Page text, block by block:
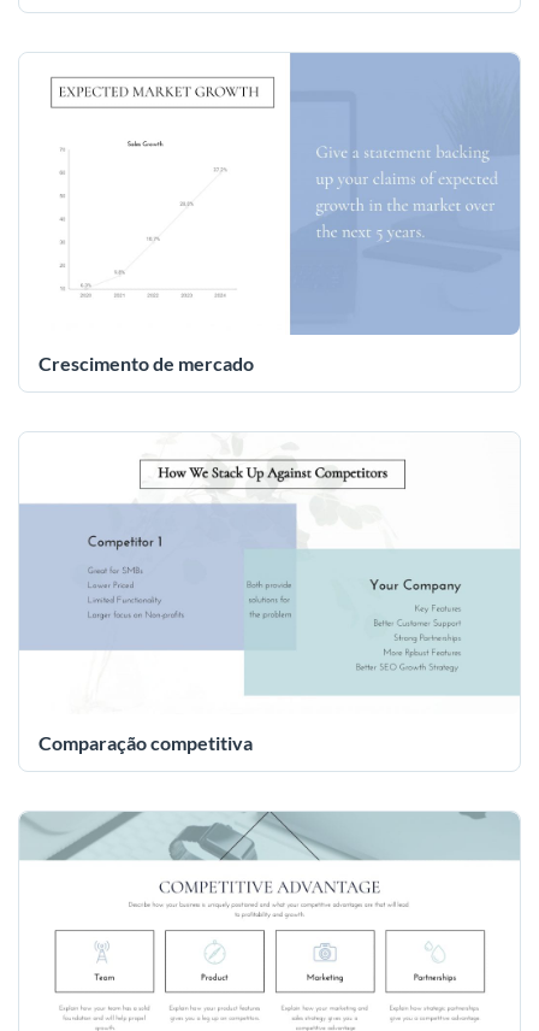
Crescimento de mercado
Comparação competitiva